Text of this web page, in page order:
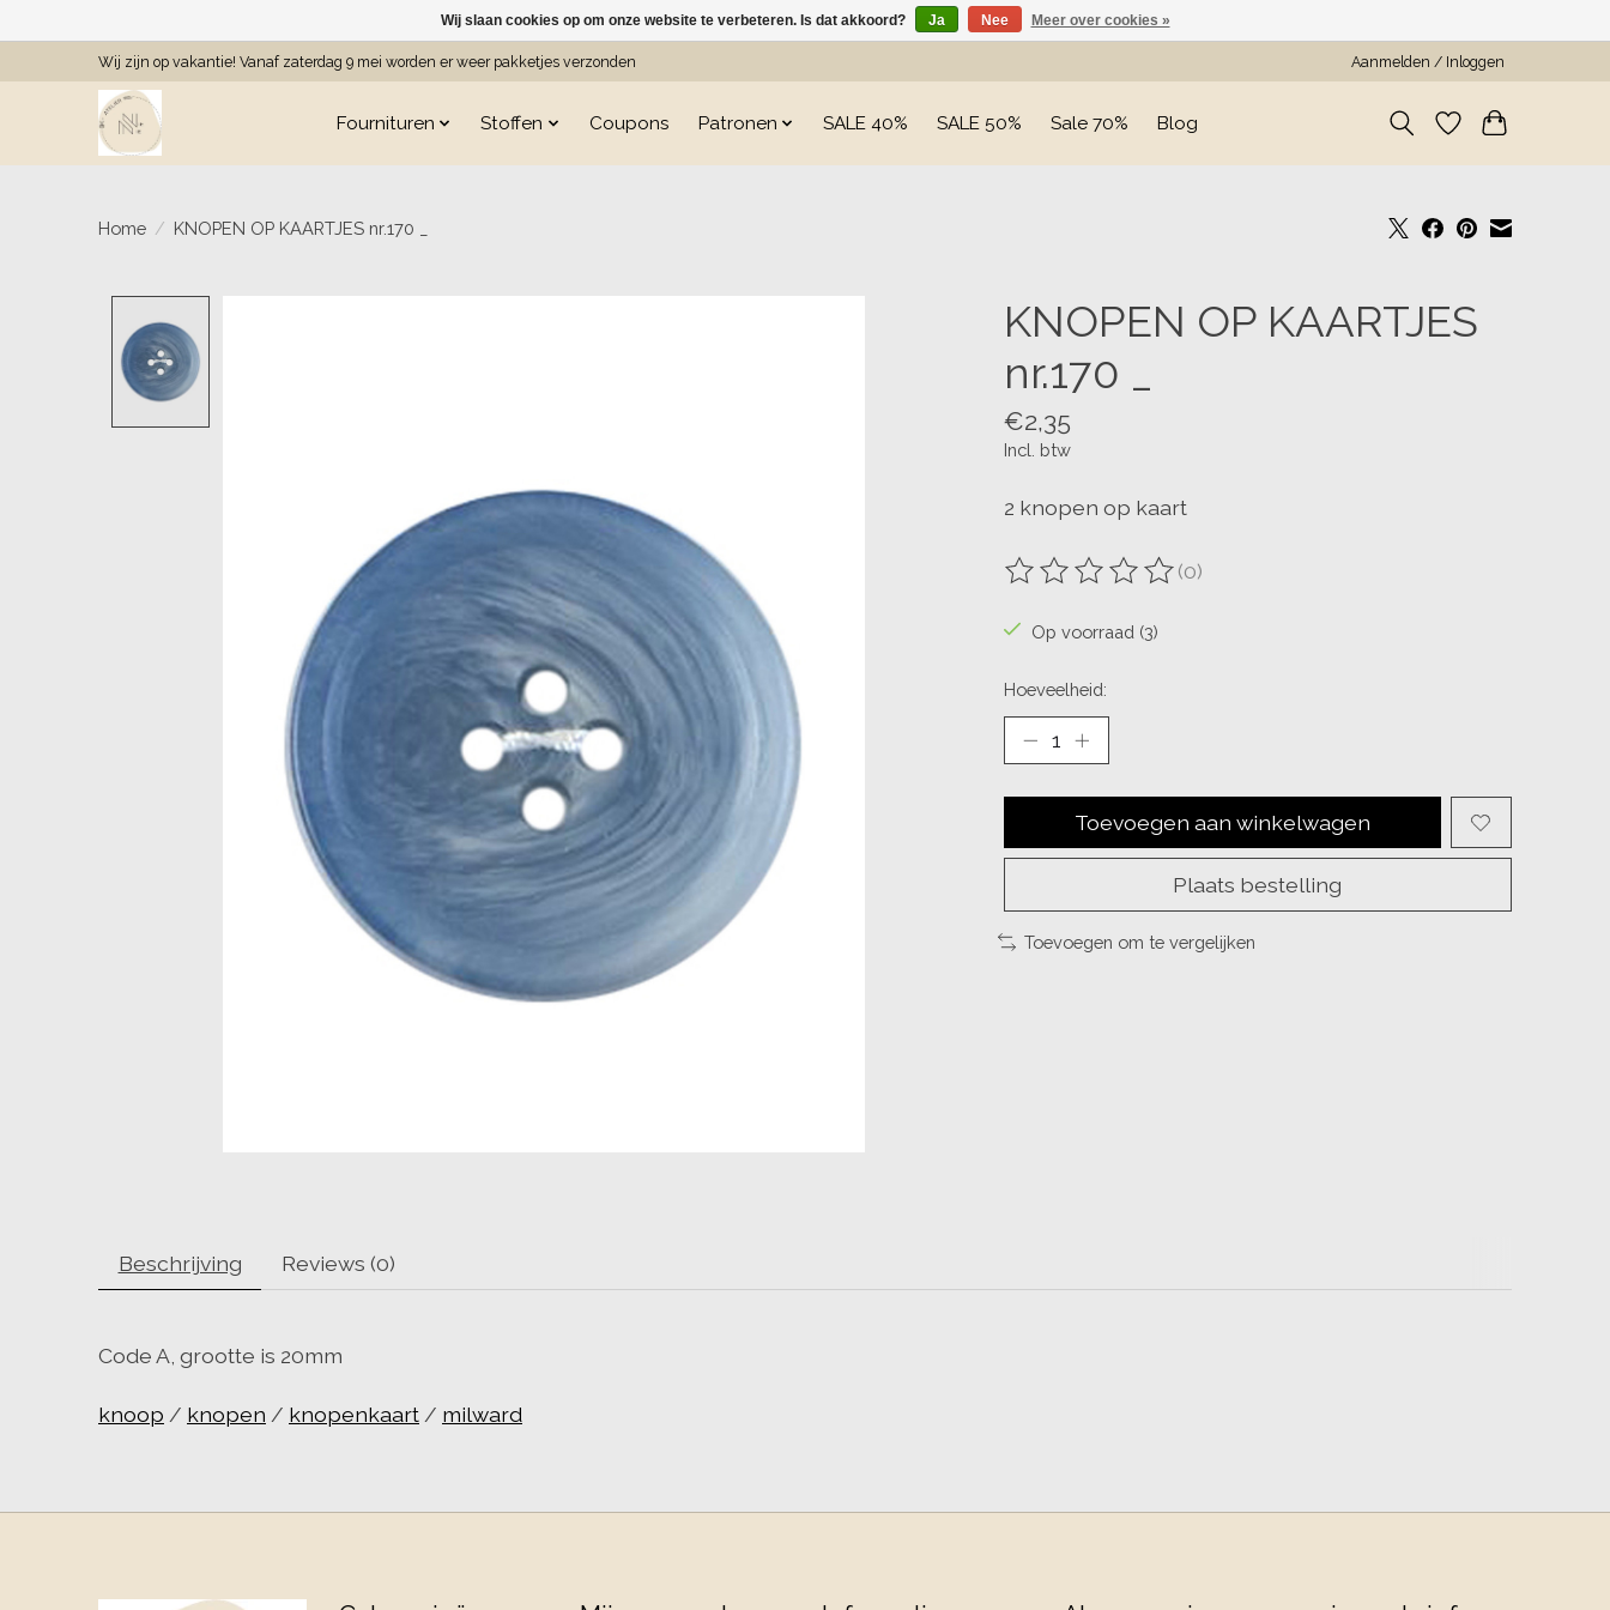
Wij zijn op vakantie! Vanaf zaterdag 9 mei worden er weer pakketjes verzonden Aanmelden / Inloggen
Fournituren Stoffen Coupons Patronen SALE 40% SALE 50% Sale 70% Blog
Home / KNOPEN OP KAARTJES nr.170 _
KNOPEN OP KAARTJES
nr.170 _
€2,35
Incl. btw
2 knopen op kaart
De beoordeling van dit product is
(0)
Op voorraad (3)
Hoeveelheid:
Toevoegen aan winkelwagen
Plaats bestelling
Toevoegen om te vergelijken
Beschrijving Reviews (0)
Code A, grootte is 20mm
knoop / knopen / knopenkaart / milward
Wij slaan cookies op om onze website te verbeteren. Is dat akkoord? Ja Nee Meer over cookies »